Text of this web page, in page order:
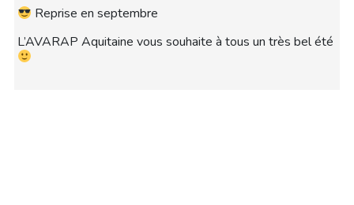
Reprise en septembre
L’AVARAP Aquitaine vous souhaite à tous un très bel été